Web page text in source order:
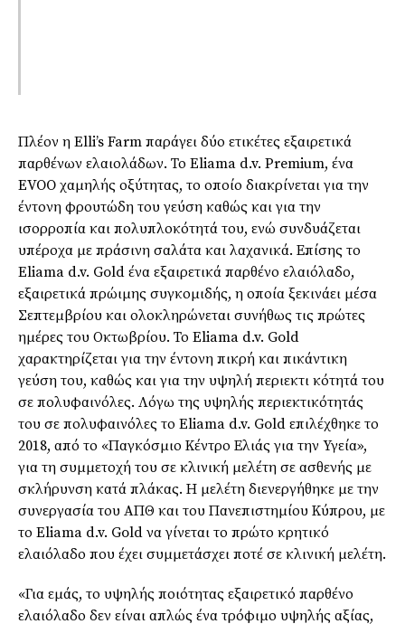
Πλέον η Elli’s Farm παράγει δύο ετικέτες εξαιρετικά
παρθένων ελαιολάδων. Το Eliama d.v. Premium, ένα
EVOO χαμηλής οξύτητας, το οποίο διακρίνεται για την
έντονη φρουτώδη του γεύση καθώς και για την
ισορροπία και πολυπλοκότητά του, ενώ συνδυάζεται
υπέροχα με πράσινη σαλάτα και λαχανικά. Επίσης το
Eliama d.v. Gold ένα εξαιρετικά παρθένο ελαιόλαδο,
εξαιρετικά πρώιμης συγκομιδής, η οποία ξεκινάει μέσα
Σεπτεμβρίου και ολοκληρώνεται συνήθως τις πρώτες
ημέρες του Οκτωβρίου. Το Eliama d.v. Gold
χαρακτηρίζεται για την έντονη πικρή και πικάντικη
γεύση του, καθώς και για την υψηλή περιεκτι κότητά του
σε πολυφαινόλες. Λόγω της υψηλής περιεκτικότητάς
του σε πολυφαινόλες το Eliama d.v. Gold επιλέχθηκε το
2018, από το «Παγκόσμιο Κέντρο Ελιάς για την Υγεία»,
για τη συμμετοχή του σε κλινική μελέτη σε ασθενής με
σκλήρυνση κατά πλάκας. Η μελέτη διενεργήθηκε με την
συνεργασία του ΑΠΘ και του Πανεπιστημίου Κύπρου, με
το Eliama d.v. Gold να γίνεται το πρώτο κρητικό
ελαιόλαδο που έχει συμμετάσχει ποτέ σε κλινική μελέτη.
«Για εμάς, το υψηλής ποιότητας εξαιρετικό παρθένο
ελαιόλαδο δεν είναι απλώς ένα τρόφιμο υψηλής αξίας,